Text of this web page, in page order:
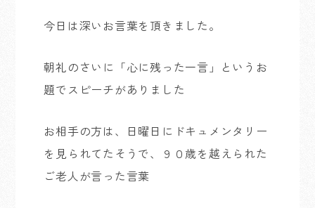
今日は深いお言葉を頂きました。
朝礼のさいに「心に残った一言」というお
題でスピーチがありました
お相手の方は、日曜日にドキュメンタリー
を見られてたそうで、９０歳を越えられた
ご老人が言った言葉